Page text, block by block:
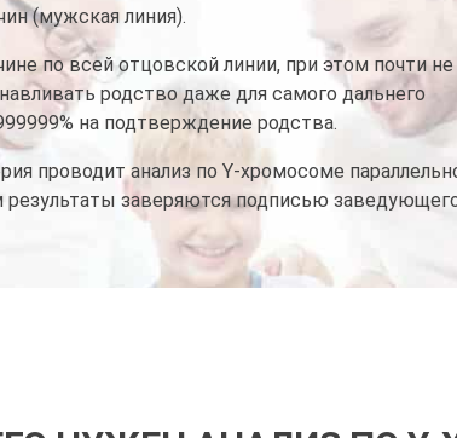
(мужская линия).
по всей отцовской линии, при этом почти не
родство даже для самого дальнего
на подтверждение родства.
проводит анализ по Y-хромосоме
заверяются подписью